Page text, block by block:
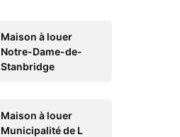
Maison à louer
Notre-Dame-de-
Stanbridge
Maison à louer
Municipalité de L